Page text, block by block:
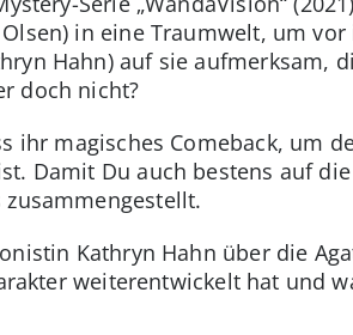
in eine Traumwelt, um
Hahn) auf sie aufmerksam,
doch nicht?
ihr magisches Comeback, um
Damit Du auch bestens auf
zusammengestellt.
Kathryn Hahn über die
weiterentwickelt hat und